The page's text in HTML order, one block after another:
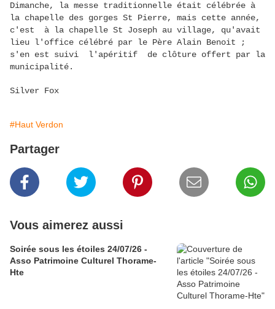
Dimanche, la messe traditionnelle était célébrée à
la chapelle des gorges St Pierre, mais cette année,
c'est à la chapelle St Joseph au village, qu'avait
lieu l'office célébré par le Père Alain Benoit ;
s'en est suivi l'apéritif de clôture offert par la
municipalité.
Silver Fox
#Haut Verdon
Partager
Vous aimerez aussi
Soirée sous les étoiles 24/07/26 -
Asso Patrimoine Culturel Thorame-
Hte